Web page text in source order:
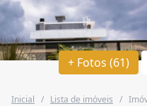
+ Fotos (61)
Inicial / Lista de imóveis /